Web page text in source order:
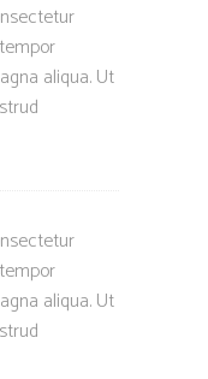
aliqua. Ut
aliqua. Ut